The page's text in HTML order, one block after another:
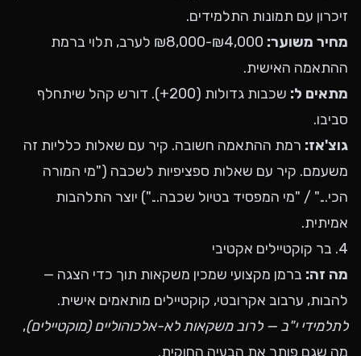
זיכרון עם תמונות התלמידים.
מחיר משוער:
₪4,000-₪8,000 לערב, תלוי ברמת
ההתאמה האישית.
מתאים ל:
שכבות גדולות (200+). דורש קהל שיתחלף
סביבו.
גוצ'אז: רמת ההתאמה חשובה. קיר עם שאלות כלליות זה
משעמם. קיר עם שאלות ספציפיות לשכבה ("מי המורה
הכי..." / "מי המפסיד בטיול שכבה...") יוצר התלהבות
אמיתית.
4. בר קוקטיילים אקטיבי
מה זה: ברמן מקצועי שמכין משקאות תוך כדי הצגה —
להבות, ערבוב אקרובטי, קוקטיילים מותאמים אישית.
לתלמידי י"ב — לרוב משקאות לא-אלכוהוליים (מוקטיילים),
מה שגם פותר את הבעיה החוקית.